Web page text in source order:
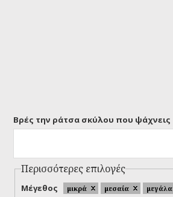
Βρές την ράτσα σκύλου που ψάχνεις
Περισσότερες επιλογές
Μέγεθος μικρά μεσαία μεγάλα